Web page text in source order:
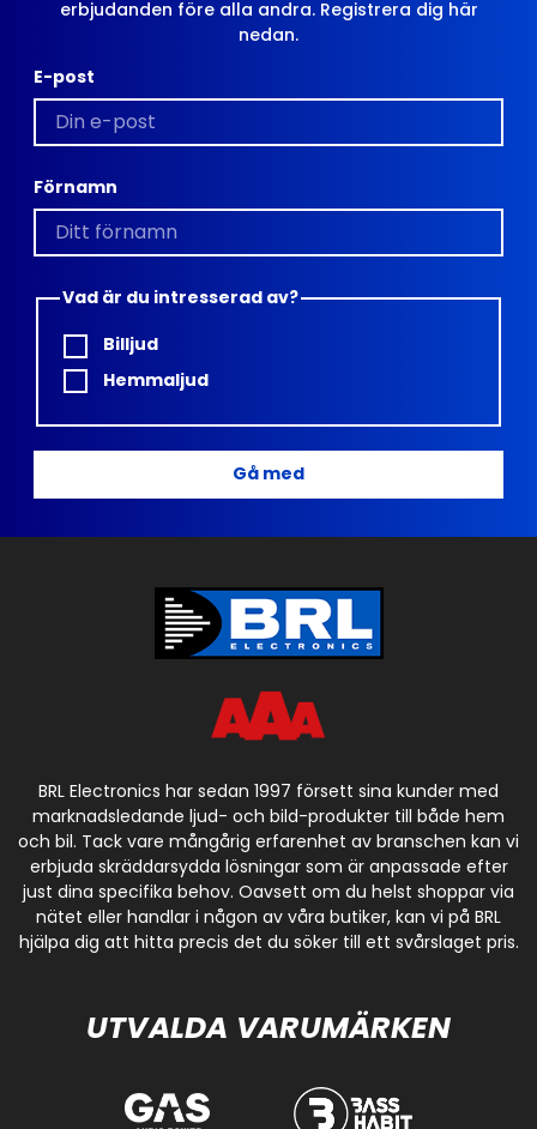
erbjudanden före alla andra. Registrera dig här
nedan.
E-post
Förnamn
Vad är du intresserad av?
Billjud
Hemmaljud
Gå med
BRL Electronics har sedan 1997 försett sina kunder med
marknadsledande ljud- och bild-produkter till både hem
och bil. Tack vare mångårig erfarenhet av branschen kan vi
erbjuda skräddarsydda lösningar som är anpassade efter
just dina specifika behov. Oavsett om du helst shoppar via
nätet eller handlar i någon av våra butiker, kan vi på BRL
hjälpa dig att hitta precis det du söker till ett svårslaget pris.
UTVALDA VARUMÄRKEN